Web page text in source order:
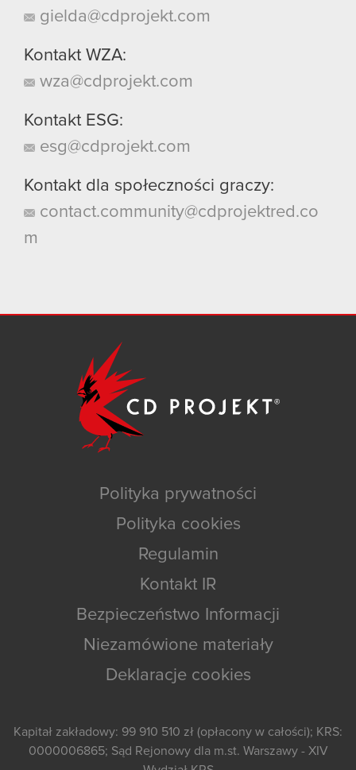
gielda@cdprojekt.com
Kontakt WZA:
wza@cdprojekt.com
Kontakt ESG:
esg@cdprojekt.com
Kontakt dla społeczności graczy:
contact.community@cdprojektred.co
m
Polityka prywatności
Polityka cookies
Regulamin
Kontakt IR
Bezpieczeństwo Informacji
Niezamówione materiały
Deklaracje cookies
Kapitał zakładowy: 99 910 510 zł (opłacony w całości); KRS:
0000006865; Sąd Rejonowy dla m.st. Warszawy - XIV